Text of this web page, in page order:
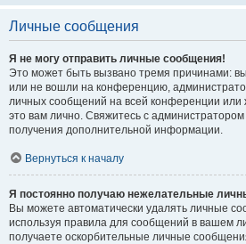
Личные сообщения
Я не могу отправить личные сообщения!
Это может быть вызвано тремя причинами:
или не вошли на конференцию,
личных сообщений на всей конференции или
это вам лично. Свяжитесь с
получения дополнительной информации.
Вернуться к началу
Я постоянно получаю нежелательные
Вы можете автоматически удалять личные
используя правила для сообщений в вашем
получаете оскорбительные личные